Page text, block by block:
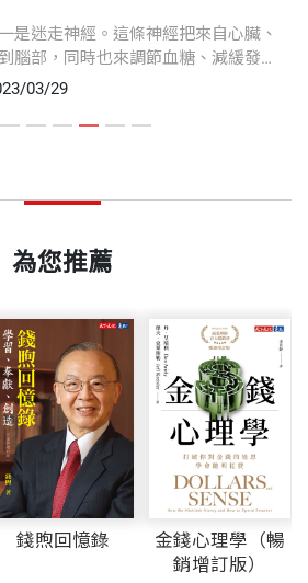
會以老舊方式，思考你的感官
節目主持人
感到同理心，從直覺到自我意
》是一種感官上的愉悅。
），暢銷書《治癒力》作者
指南，會讓您驚訝於自己驚人的
學人》與《國家地理》雜誌，另
《超級感官》及《與達爾文共進
黑白
617
是迷走神經。這條神經把來自心臟、
腦部，同時也來調節血糖、減緩發
等功效，但是想要好好的使用它可不
03/29
為您推薦
錢煦回憶錄
金錢心理學（暢
銷增訂版）